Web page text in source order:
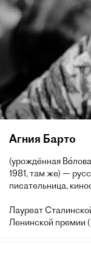
Агния Барто
(урождённая
1981, там же) —
писательница,
Лауреат
Ленинской премии